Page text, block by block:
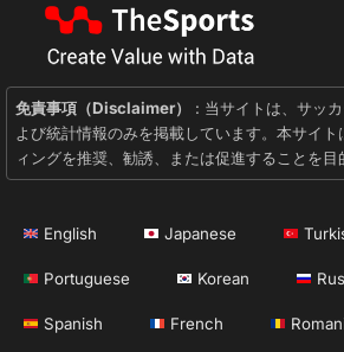
免責事項（Disclaimer）
: 当サイトは、サッ
よび統計情報のみを掲載しています。本サイ
ィングを推奨、勧誘、または促進することを目
English Japanese
Portuguese Korean
Spanish French